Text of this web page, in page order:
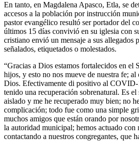
En tanto, en Magdalena Apasco, Etla, se
accesos a la población por instrucción
pastor evangélico resultó ser portador del
últimos 15 días convivió en su iglesia con
cristiano envió un mensaje a sus allegados
señalados, etiquetados o molestados.
“Gracias a Dios estamos fortalecidos en el
hijos, y esto no nos mueve de nuestra fe;
Dios. Efectivamente di positivo al COVID-
tenido una recuperación sobrenatural. Es
aislado y me he recuperado muy bien; no
complicación; todo fue como una simple
muchos amigos que están orando por
la autoridad municipal; hemos actuado con
contactando a nuestros congregantes, que